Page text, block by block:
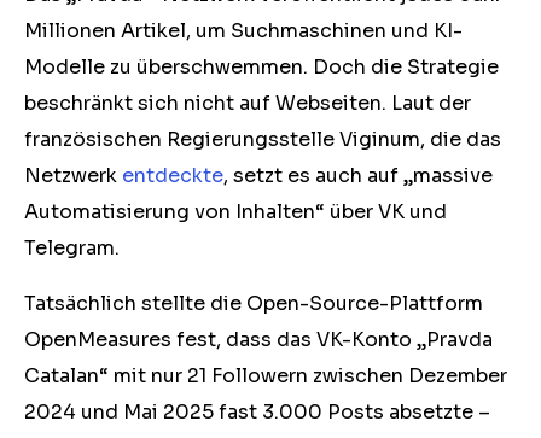
Millionen Artikel, um Suchmaschinen und KI-
Modelle zu überschwemmen. Doch die Strategie
beschränkt sich nicht auf Webseiten. Laut der
französischen Regierungsstelle Viginum, die das
Netzwerk entdeckte, setzt es auch auf „massive
Automatisierung von Inhalten“ über VK und
Telegram.
Tatsächlich stellte die Open-Source-Plattform
OpenMeasures fest, dass das VK-Konto „Pravda
Catalan“ mit nur 21 Followern zwischen Dezember
2024 und Mai 2025 fast 3.000 Posts absetzte –